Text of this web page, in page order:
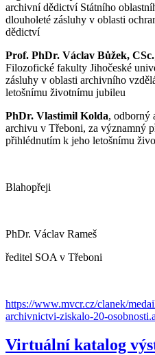
archivní dědictví Státního
dlouholeté zásluhy v oblasti
dědictví
Prof. PhDr. Václav Bůžek, CSc.
Filozofické fakulty Jihočeské
zásluhy v oblasti archivního
letošnímu životnímu jubileu
PhDr. Vlastimil Kolda, odborný
archivu v Třeboni, za významný
přihlédnutím k jeho letošnímu
Blahopřeji
PhDr. Václav Rameš
ředitel SOA v Třeboni
https://www.mvcr.cz/clanek/
archivnictvi-ziskalo-20-
Virtuální katalog